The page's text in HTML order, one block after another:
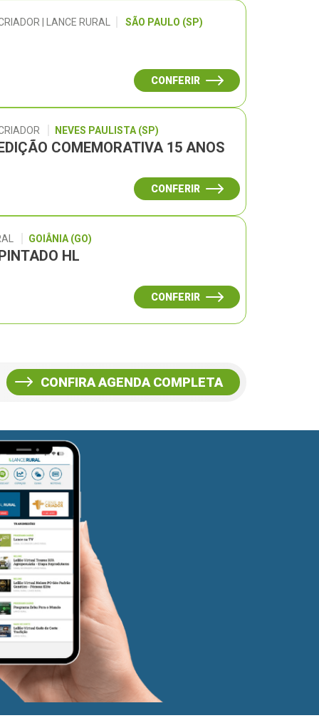
| LANCE RURAL SÃO PAULO (SP)
CONFERIR
NEVES PAULISTA (SP)
COMEMORATIVA 15 ANOS
CONFERIR
GOIÂNIA (GO)
HL
CONFERIR
CONFIRA AGENDA COMPLETA